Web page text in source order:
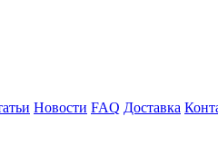
Новости FAQ Доставка